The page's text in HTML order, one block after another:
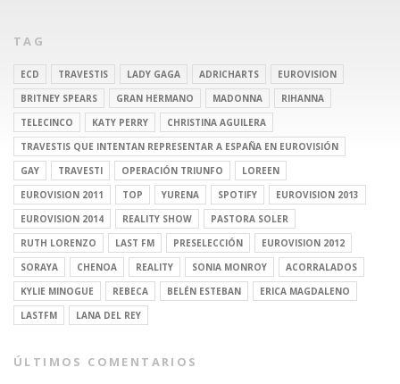
TAG
ECD TRAVESTIS LADY GAGA ADRICHARTS
EUROVISION
BRITNEY SPEARS
GRAN HERMANO MADONNA
RIHANNA
TELECINCO
KATY PERRY
CHRISTINA AGUILERA
TRAVESTIS QUE INTENTAN REPRESENTAR A ESPAÑA EN EUROVISIÓN
GAY
TRAVESTI OPERACIÓN TRIUNFO
LOREEN
EUROVISION 2011
TOP YURENA SPOTIFY
EUROVISION 2013
EUROVISION 2014
REALITY SHOW
PASTORA SOLER
RUTH LORENZO
LAST FM PRESELECCIÓN
EUROVISION 2012
SORAYA
CHENOA REALITY SONIA MONROY
ACORRALADOS
KYLIE MINOGUE
REBECA BELÉN ESTEBAN
ERICA MAGDALENO
LASTFM
LANA DEL REY
ÚLTIMOS COMENTARIOS